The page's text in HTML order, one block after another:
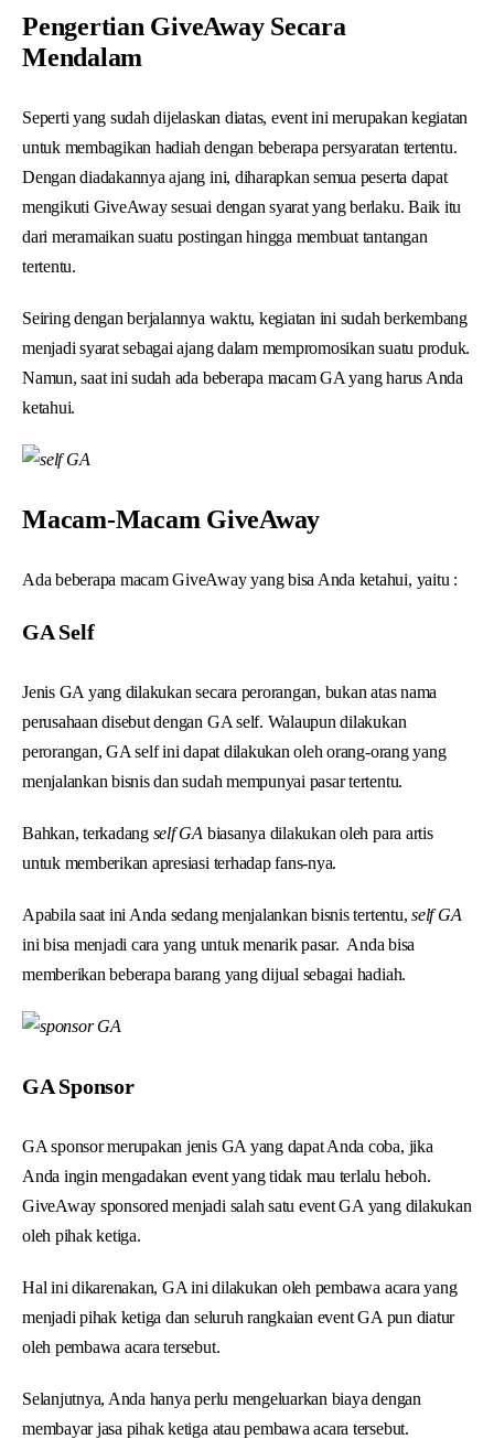
Pengertian GiveAway Secara
Mendalam
Seperti yang sudah dijelaskan diatas, event ini merupakan kegiatan
untuk membagikan hadiah dengan beberapa persyaratan tertentu.
Dengan diadakannya ajang ini, diharapkan semua peserta dapat
mengikuti GiveAway sesuai dengan syarat yang berlaku. Baik itu
dari meramaikan suatu postingan hingga membuat tantangan
tertentu.
Seiring dengan berjalannya waktu, kegiatan ini sudah berkembang
menjadi syarat sebagai ajang dalam mempromosikan suatu produk.
Namun, saat ini sudah ada beberapa macam GA yang harus Anda
ketahui.
Macam-Macam GiveAway
Ada beberapa macam GiveAway yang bisa Anda ketahui, yaitu :
GA Self
Jenis GA yang dilakukan secara perorangan, bukan atas nama
perusahaan disebut dengan GA self. Walaupun dilakukan
perorangan, GA self ini dapat dilakukan oleh orang-orang yang
menjalankan bisnis dan sudah mempunyai pasar tertentu.
Bahkan, terkadang self GA biasanya dilakukan oleh para artis
untuk memberikan apresiasi terhadap fans-nya.
Apabila saat ini Anda sedang menjalankan bisnis tertentu,self GA
ini bisa menjadi cara yang untuk menarik pasar. Anda bisa
memberikan beberapa barang yang dijual sebagai hadiah.
GA Sponsor
GA sponsor merupakan jenis GA yang dapat Anda coba, jika
Anda ingin mengadakan event yang tidak mau terlalu heboh.
GiveAway sponsored menjadi salah satu event GA yang dilakukan
oleh pihak ketiga.
Hal ini dikarenakan, GA ini dilakukan oleh pembawa acara yang
menjadi pihak ketiga dan seluruh rangkaian event GA pun diatur
oleh pembawa acara tersebut.
Selanjutnya, Anda hanya perlu mengeluarkan biaya dengan
membayar jasa pihak ketiga atau pembawa acara tersebut.